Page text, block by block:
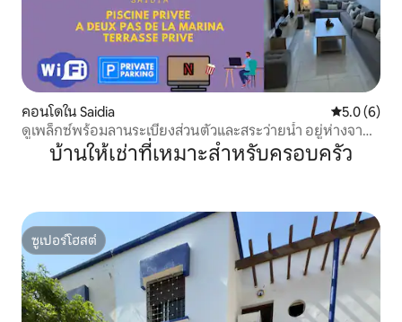
คอนโดใน Saidia คะแนนเฉลี่
5.0 (6)
ดูเพล็กซ์พร้อมลานระเบียงส่วนตัวและสระว่ายน้ำ อยู่ห่างจาก
ชายหาด 300 เมตร
บ้านให้เช่าที่เหมาะสำหรับครอบครัว
ซูเปอร์โฮสต์
ซูเปอร์โฮสต์